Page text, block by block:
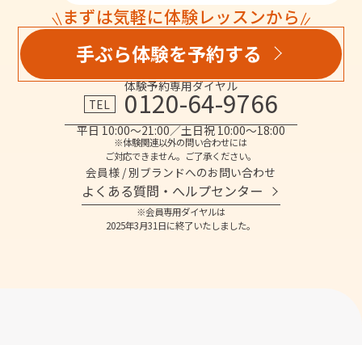
まずは気軽に体験レッスンから
手ぶら体験を予約する
体験予約専用ダイヤル
TEL
0120-64-9766
平日 10:00～21:00／土日祝 10:00～18:00
※体験関連以外の問い合わせには
ご対応できません。ご了承ください。
会員様 / 別ブランドへのお問い合わせ
よくある質問・へルプセンター
※会員専用ダイヤルは
2025年3月31日に終了いたしました。